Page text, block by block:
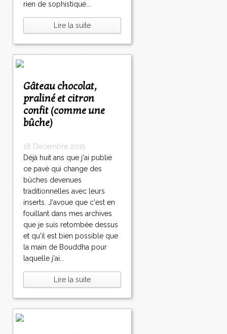
rien de sophistiqué...
Lire la suite
Gâteau chocolat,
praliné et citron
confit (comme une
bûche)
18 Décembre 2019
Déjà huit ans que j'ai publié
ce pavé qui change des
bûches devenues
traditionnelles avec leurs
inserts. J'avoue que c'est en
fouillant dans mes archives
que je suis retombée dessus
et qu'il est bien possible que
la main de Bouddha pour
laquelle j'ai...
Lire la suite